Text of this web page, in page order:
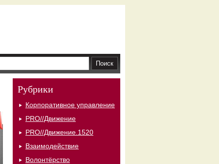
Рубрики
Корпоративное управление
PRO//Движение
PRO//Движение.1520
Взаимодействие
Волонтёрство